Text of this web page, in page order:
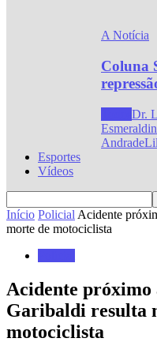
A Notícia
Coluna
Dr.
Andrade
Esportes
Vídeos
Início Policial Acidente
morte de motociclista
Acidente próximo
Garibaldi resulta
motociclista